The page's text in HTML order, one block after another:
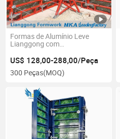
Formas de Alumínio Leve
Lianggong com
Construção de Concreto de
Paredes de Colunas
US$ 128,00-288,00/Peça
300 Peças(MOQ)